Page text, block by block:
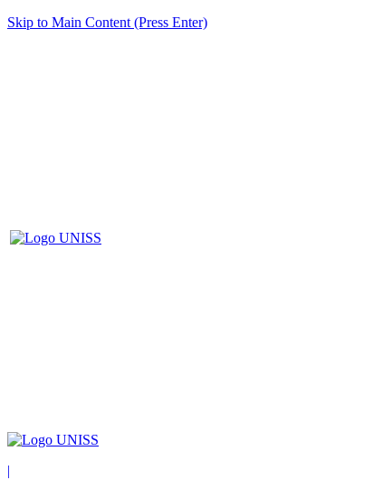
Skip to Main Content (Press Enter)
|